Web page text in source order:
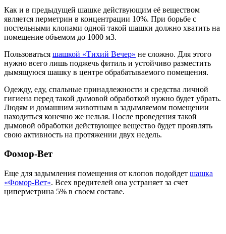
Как и в предыдущей шашке действующим её веществом
является перметрин в концентрации 10%. При борьбе с
постельными клопами одной такой шашки должно хватить на
помещение объемом до 1000 м3.
Пользоваться шашкой «Тихий Вечер» не сложно. Для этого
нужно всего лишь поджечь фитиль и устойчиво разместить
дымящуюся шашку в центре обрабатываемого помещения.
Одежду, еду, спальные принадлежности и средства личной
гигиена перед такой дымовой обработкой нужно будет убрать.
Людям и домашним животным в задымляемом помещении
находиться конечно же нельзя. После проведения такой
дымовой обработки действующее вещество будет проявлять
свою активность на протяжении двух недель.
Фомор-Вет
Еще для задымления помещения от клопов подойдет шашка
«Фомор-Вет». Всех вредителей она устраняет за счет
циперметрина 5% в своем составе.